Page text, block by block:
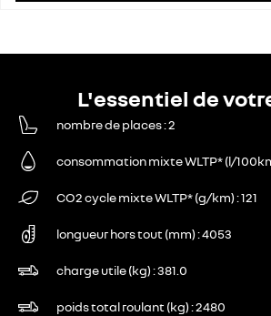
L'essentiel de
nombre de places 2
consommation mixte WLTP* (l/
CO2 cycle mixte WLTP* (g/km) 121
longueur hors tout (mm) 4053
charge utile (kg) 381.0
poids total roulant (kg) 2480